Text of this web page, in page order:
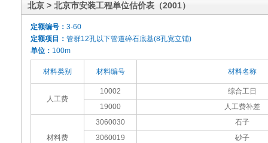
北京 > 北京市安装工程单位估价表（2001）
定额编号： 3-60
定额项目： 管群12孔以下管道碎石底基(8孔宽立铺)
单位： 100m
材料类别 材料编号 材料名称
人工费
10002
综合工日
19000
人工费补差
材料费
3060030
石子
3060019
砂子